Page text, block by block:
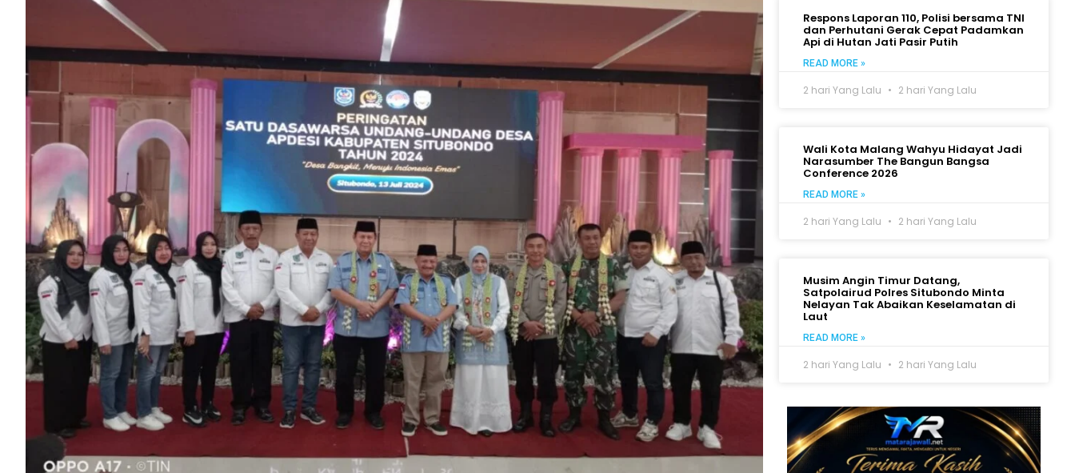
Respons Laporan 110, Polisi bersama TNI
dan Perhutani Gerak Cepat Padamkan
Api di Hutan Jati Pasir Putih
READ MORE »
2 hari Yang Lalu 2 hari Yang Lalu
Wali Kota Malang Wahyu Hidayat Jadi
Narasumber The Bangun Bangsa
Conference 2026
READ MORE »
2 hari Yang Lalu 2 hari Yang Lalu
Musim Angin Timur Datang,
Satpolairud Polres Situbondo Minta
Nelayan Tak Abaikan Keselamatan di
Laut
READ MORE »
2 hari Yang Lalu 2 hari Yang Lalu